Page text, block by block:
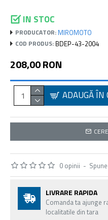
IN STOC
PRODUCATOR: MIROMOTO
COD PRODUS: BDEP-43-2004
0 opinii -
208,00 RON
ADAUGĂ ÎN
LIVRARE RAPIDA
Comanda ta ajunge
localitatile din tara